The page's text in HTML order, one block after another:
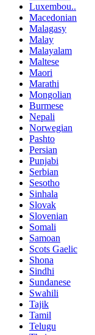
Luxembou..
Macedonian
Malagasy
Malay
Malayalam
Maltese
Maori
Marathi
Mongolian
Burmese
Nepali
Norwegian
Pashto
Persian
Punjabi
Serbian
Sesotho
Sinhala
Slovak
Slovenian
Somali
Samoan
Scots Gaelic
Shona
Sindhi
Sundanese
Swahili
Tajik
Tamil
Telugu